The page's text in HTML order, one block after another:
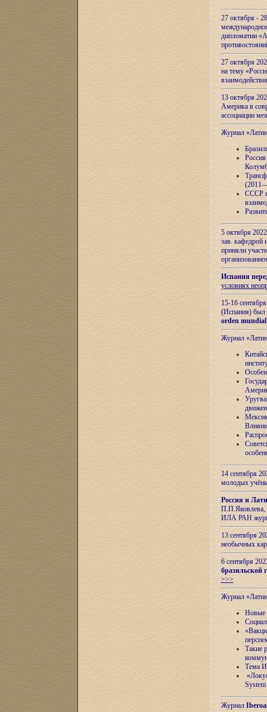
27 октября -
дипломатии
27 октября
на тему
13 октября
Америка в
ассоциации
Журнал
СССР и
5 октября
зав.
приняли
Испания
условиях
15-16
(Испания) был
orden
Журнал
14 сентября
молодых
Россия и
П.П.Яковлева,
ИЛА РАН
13 сентября
необычных
6 сентября
бразильской
>>>
Журнал
Новые
Такие
Тема
Журнал